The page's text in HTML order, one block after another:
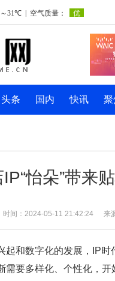
头条 国内 快讯 聚
怡朵”带来
时间：2024-05-11 21:42:24 来
起和数字化的发展，IP
需要多样化、个性化，